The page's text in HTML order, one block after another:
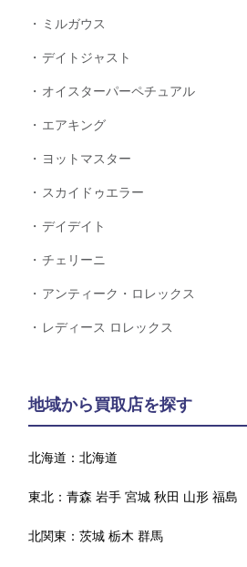
ミルガウス
デイトジャスト
オイスターパーペチュアル
エアキング
ヨットマスター
スカイドゥエラー
デイデイト
チェリーニ
アンティーク・ロレックス
レディース ロレックス
地域から買取店を探す
北海道：北海道
東北：青森 岩手 宮城 秋田 山形 福島
北関東：茨城 栃木 群馬